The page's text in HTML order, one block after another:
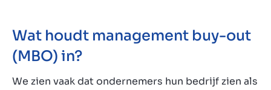
Wat houdt management buy-out
(MBO) in?
We zien vaak dat ondernemers hun bedrijf zien als